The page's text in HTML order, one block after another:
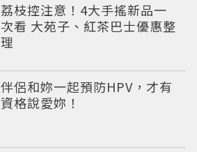
荔枝控注意！4大手搖新品一
次看 大苑子、紅茶巴士優惠整
理
伴侶和妳一起預防HPV，才有
資格說愛妳！